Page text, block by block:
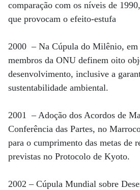
comparação com os níveis de
que provocam o efeito-estufa
2000 – Na Cúpula do Milênio, em
membros da ONU definem oito
desenvolvimento, inclusive a
sustentabilidade ambiental.
2001 – Adoção dos Acordos de
Conferência das Partes, no
para o cumprimento das metas de
previstas no Protocolo de Kyoto.
2002 – Cúpula Mundial sobre